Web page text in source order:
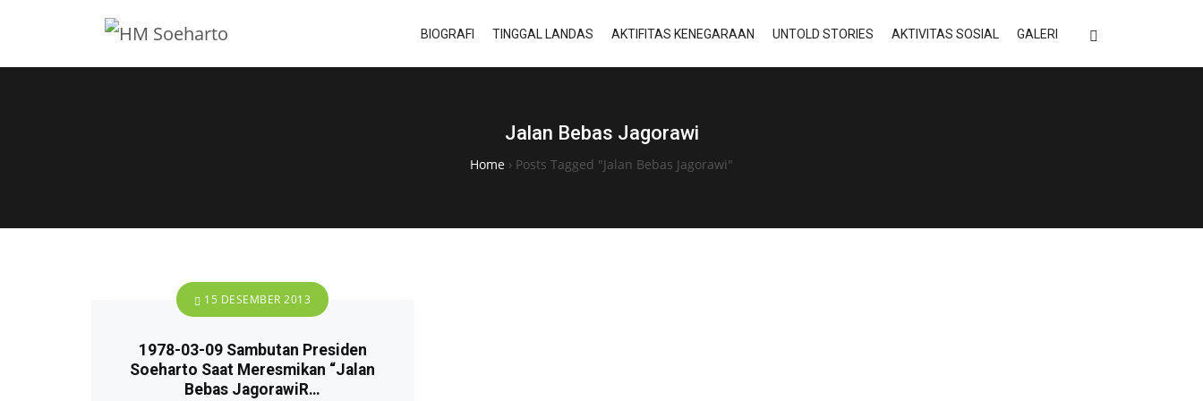
BIOGRAFI TINGGAL LANDAS AKTIFITAS KENEGARAAN UNTOLD STORIES AKTIVITAS SOSIAL GALERI
Jalan Bebas Jagorawi
Home › Posts Tagged "Jalan Bebas Jagorawi"
15 DESEMBER 2013
1978-03-09 Sambutan Presiden
Soeharto Saat Meresmikan “Jalan
Bebas JagorawiR…